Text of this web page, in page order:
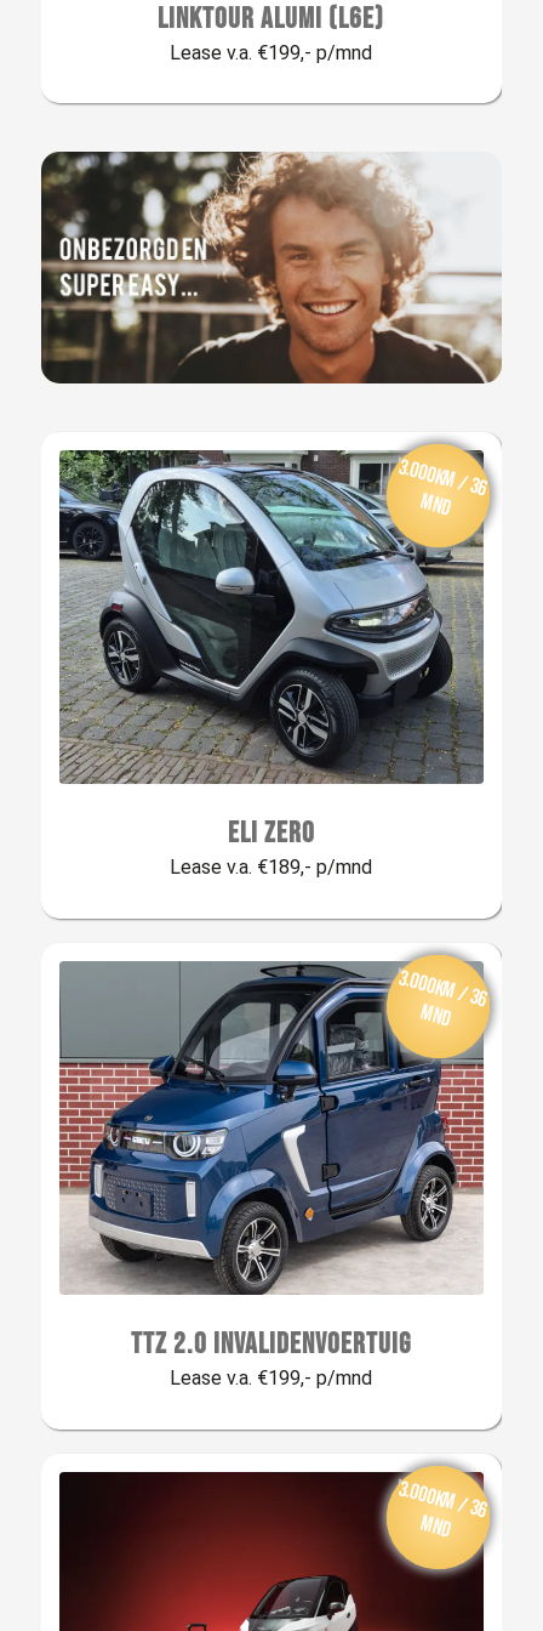
LINKTOUR ALUMI (L6E)
Lease v.a. €199,- p/mnd
ELI ZERO
Van
af: € 189,-
per m
aan
d
3.000km / 36
mnd
Lease v.a. €189,- p/mnd
TTZ 2.0 INVALIDENVOERTUIG
Van
af: € 209,-
per m
aan
d
3.000km / 36
mnd
Lease v.a. €199,- p/mnd
Van
af: € 299,-
per m
aan
d
3.000km / 36
mnd